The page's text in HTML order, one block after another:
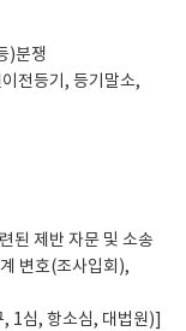
)분쟁
전등기, 등기말소,
된 제반 자문 및 소송
변호(조사입회),
1심, 항소심, 대법원)]